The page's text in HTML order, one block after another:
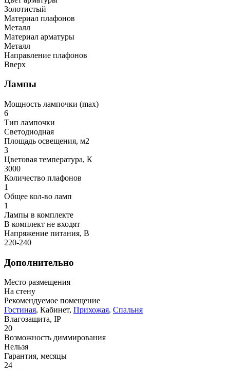
Золотистый
Материал плафонов
Металл
Материал арматуры
Металл
Направление плафонов
Вверх
Лампы
Мощность лампочки (max)
6
Тип лампочки
Светодиодная
Площадь освещения, м2
3
Цветовая температура, К
3000
Количество плафонов
1
Общее кол-во ламп
1
Лампы в комплекте
В комплект не входят
Напряжение питания, В
220-240
Дополнительно
Место размещения
На стену
Рекомендуемое помещение
Гостиная, Кабинет, Прихожая, Спальня
Влагозащита, IP
20
Возможность диммирования
Нельзя
Гарантия, месяцы
24